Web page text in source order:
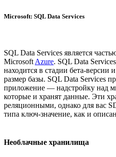
Microsoft: SQL Data Services
SQL Data Services является
Microsoft Azure. SQL Data
находится в стадии бета-версии
размер базы. SQL Data Services
приложение — надстройку над
которые и хранят данные. Эти
реляционными, однако для вас
типа ключ-значение, как и
Необлачные хранилища